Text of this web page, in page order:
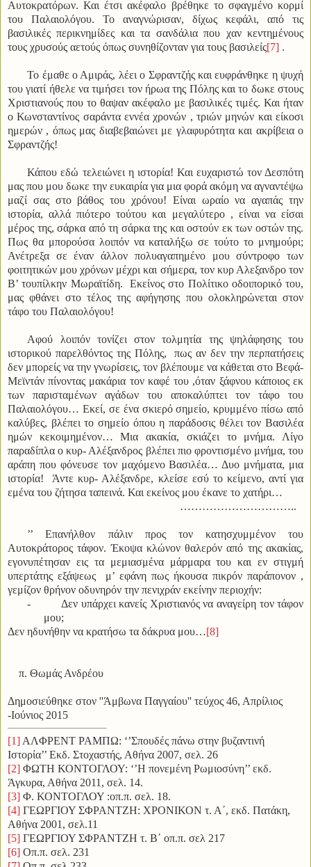
Αυτοκρατόρων. Και έτσι ακέφαλο βρέθηκε το σφαγμένο κορμί
του Παλαιολόγου. Το αναγνώρισαν, δίχως κεφάλι, από τις
βασιλικές περικνημίδες και τα σανδάλια που χαν κεντημένους
τους χρυσούς αετούς όπως συνηθίζονταν για τους βασιλείς[7] .
Το έμαθε ο Αμιράς, λέει ο Σφραντζής και ευφράνθηκε η ψυχή
του γιατί ήθελε να τιμήσει τον ήρωα της Πόλης και το δωκε στους
Χριστιανούς που το θαψαν ακέφαλο με βασιλικές τιμές. Και ήταν
ο Κωνσταντίνος σαράντα εννέα χρονών , τριών μηνών και είκοσι
ημερών , όπως μας διαβεβαιώνει με γλαφυρότητα και ακρίβεια ο
Σφραντζής!
Κάπου εδώ τελειώνει η ιστορία! Και ευχαριστώ τον Δεσπότη
μας που μου δωκε την ευκαιρία για μια φορά ακόμη να αγναντέψω
μαζί σας στο βάθος του χρόνου! Είναι ωραίο να αγαπάς την
ιστορία, αλλά πιότερο τούτου και μεγαλύτερο , είναι να είσαι
μέρος της, σάρκα από τη σάρκα της και οστούν εκ των οστών της.
Πως θα μπορούσα λοιπόν να καταλήξω σε τούτο το μνημούρι;
Ανέτρεξα σε έναν άλλον πολυαγαπημένο μου σύντροφο των
φοιτητικών μου χρόνων μέχρι και σήμερα, τον κυρ Αλεξανδρο τον
Β’ τουπίλκην Μωραϊτίδη. Εκείνος στο Πολίτικο οδοιπορικό του,
μας φθάνει στο τέλος της αφήγησης που ολοκληρώνεται στον
τάφο του Παλαιολόγου!
Αφού λοιπόν τονίζει στον τολμητία της ψηλάφησης του
ιστορικού παρελθόντος της Πόλης, πως αν δεν την περπατήσεις
δεν μπορείς να την γνωρίσεις, τον βλέπουμε να κάθεται στο Βεφά-
Μεϊντάν πίνοντας μακάρια τον καφέ του ,όταν ξάφνου κάποιος εκ
των παρισταμένων αγάδων του αποκαλύπτει τον τάφο του
Παλαιολόγου… Εκεί, σε ένα σκιερό σημείο, κρυμμένο πίσω από
καλύβες, βλέπει το σημείο όπου η παράδοσις θέλει τον Βασιλέα
ημών κεκοιμημένον… Μια ακακία, σκιάζει το μνήμα. Λίγο
παραδίπλα ο κυρ- Αλέξανδρος βλέπει πιο φροντισμένο μνήμα, του
αράπη που φόνευσε τον μαχόμενο Βασιλέα… Δυο μνήματα, μια
ιστορία! Άντε κυρ- Αλέξανδρε, κλείσε εσύ το κείμενο, αντί για
εμένα του ζήτησα ταπεινά. Και εκείνος μου έκανε το χατήρι…
…………………………..
’’ Επανήλθον πάλιν προς τον κατησχυμμένον του
Αυτοκράτορος τάφον. Έκοψα κλώνον θαλερόν από της ακακίας,
εγονυπέτησαν εις τα μεμιασμένα μάρμαρα του και εν στιγμή
υπερτάτης εξάψεως μ’ εφάνη πως ήκουσα πικρόν παράπονον ,
γεμίζον θρήνον οδυνηρόν την πενιχράν εκείνην περιοχήν:
-
Δεν υπάρχει κανείς Χριστιανός να αναγείρη τον τάφον
μου;
Δεν ηδυνήθην να κρατήσω τα δάκρυα μου…[8]
π. Θωμάς Ανδρέου
Δημοσιεύθηκε στον ''Άμβωνα Παγγαίου'' τεύχος 46, Απρίλιος
-Ιούνιος 2015
[1] ΑΛΦΡΕΝΤ ΡΑΜΠΩ: ‘’Σπουδές πάνω στην βυζαντινή
Ιστορία’’ Εκδ. Στοχαστής, Αθήνα 2007, σελ. 26
[2] ΦΩΤΗ ΚΟΝΤΟΓΛΟΥ: ‘’Η πονεμένη Ρωμιοσύνη’’ εκδ.
Άγκυρα, Αθήνα 2011, σελ. 14.
[3] Φ. ΚΟΝΤΟΓΛΟΥ :οπ.π. σελ. 18.
[4] ΓΕΩΡΓΙΟΥ ΣΦΡΑΝΤΖΗ: ΧΡΟΝΙΚΟΝ τ. Α΄, εκδ. Πατάκη,
Αθήνα 2001, σελ.11
[5] ΓΕΩΡΓΙΟΥ ΣΦΡΑΝΤΖΗ τ. Β΄ οπ.π. σελ 217
[6] Οπ.π. σελ. 231